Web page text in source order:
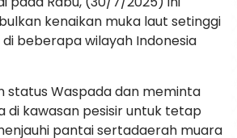
kenaikan muka laut setinggi
beberapa wilayah Indonesia
status Waspada dan meminta
di kawasan pesisir untuk tetap
pantai sertadaerah muara